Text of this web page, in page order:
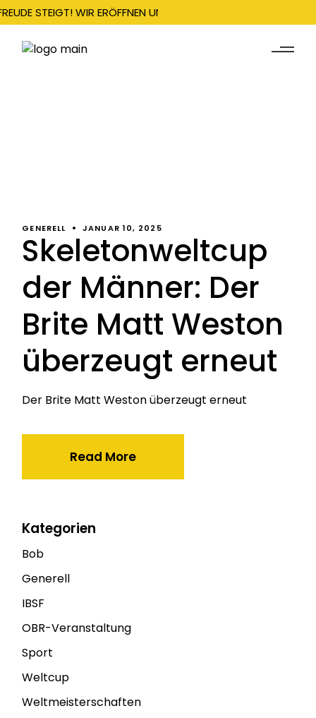
STEIGT! WIR ERÖFFNEN UNSERE SAISON AM 22.
GENERELL JANUAR 10, 2025
Skeletonweltcup
der Männer: Der
Brite Matt Weston
überzeugt erneut
Der Brite Matt Weston überzeugt erneut
Read More
Kategorien
Bob
Generell
IBSF
OBR-Veranstaltung
Sport
Weltcup
Weltmeisterschaften